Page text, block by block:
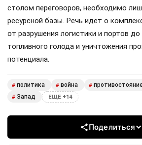
столом переговоров, необходимо
ресурсной базы. Речь идет о
от разрушения логистики и портов
топливного голода и уничтожения
потенциала.
# политика # война # противостояние
# Запад ЕЩЕ +14
Поделиться